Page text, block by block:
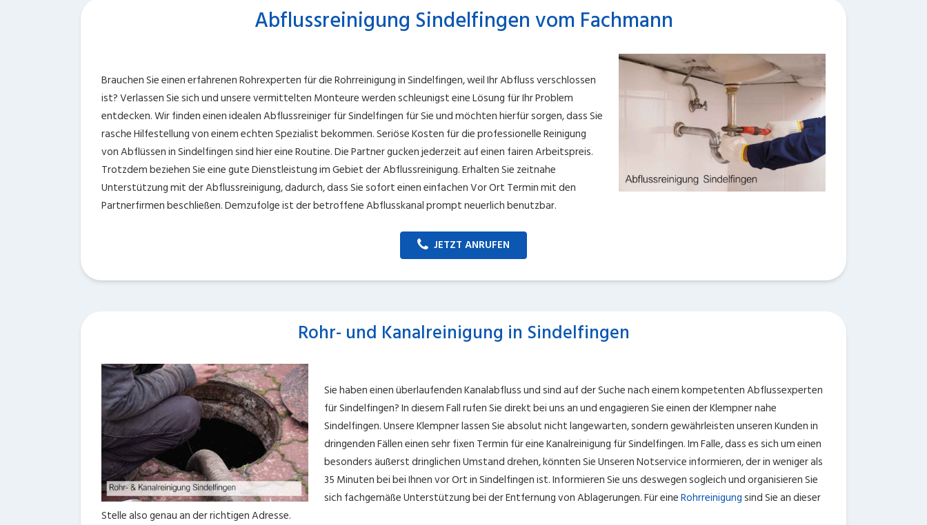
Abflussreinigung Sindelfingen vom Fachmann
Brauchen Sie einen erfahrenen Rohrexperten für die Rohrreinigung in Sindelfingen, weil Ihr Abfluss verschlossen
ist? Verlassen Sie sich und unsere vermittelten Monteure werden schleunigst eine Lösung für Ihr Problem
entdecken. Wir finden einen idealen Abflussreiniger für Sindelfingen für Sie und möchten hierfür sorgen, dass Sie
rasche Hilfestellung von einem echten Spezialist bekommen. Seriöse Kosten für die professionelle Reinigung
von Abflüssen in Sindelfingen sind hier eine Routine. Die Partner gucken jederzeit auf einen fairen Arbeitspreis.
Trotzdem beziehen Sie eine gute Dienstleistung im Gebiet der Abflussreinigung. Erhalten Sie zeitnahe
Unterstützung mit der Abflussreinigung, dadurch, dass Sie sofort einen einfachen Vor Ort Termin mit den
Partnerfirmen beschließen. Demzufolge ist der betroffene Abflusskanal prompt neuerlich benutzbar.
JETZT ANRUFEN
Rohr- und Kanalreinigung in Sindelfingen
Sie haben einen überlaufenden Kanalabfluss und sind auf der Suche nach einem kompetenten Abflussexperten
für Sindelfingen? In diesem Fall rufen Sie direkt bei uns an und engagieren Sie einen der Klempner nahe
Sindelfingen. Unsere Klempner lassen Sie absolut nicht langewarten, sondern gewährleisten unseren Kunden in
dringenden Fällen einen sehr fixen Termin für eine Kanalreinigung für Sindelfingen. Im Falle, dass es sich um einen
besonders äußerst dringlichen Umstand drehen, könnten Sie Unseren Notservice informieren, der in weniger als
35 Minuten bei bei Ihnen vor Ort in Sindelfingen ist. Informieren Sie uns deswegen sogleich und organisieren Sie
sich fachgemäße Unterstützung bei der Entfernung von Ablagerungen. Für eineRohrreinigungsind Sie an dieser
Stelle also genau an der richtigen Adresse.